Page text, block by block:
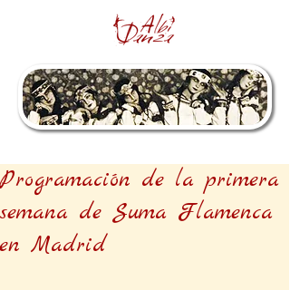
Programación de la primera
semana de Suma Flamenca
en Madrid